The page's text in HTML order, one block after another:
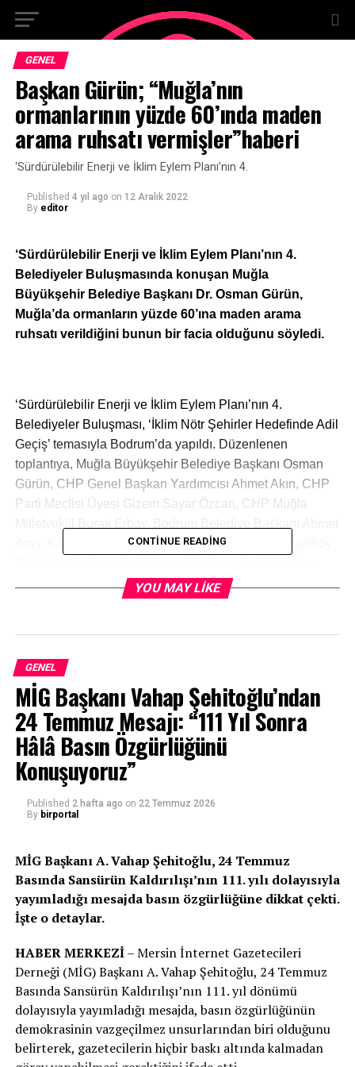
GENEL
Başkan Gürün; “Muğla’nın
ormanlarının yüzde 60’ında maden
arama ruhsatı vermişler”haberi
‘Sürdürülebilir Enerji ve İklim Eylem Planı’nın 4.
Published 4 yıl ago on 12 Aralık 2022
By editor
‘Sürdürülebilir Enerji ve İklim Eylem Planı’nın 4.
Belediyeler Buluşmasında konuşan Muğla
Büyükşehir Belediye Başkanı Dr. Osman Gürün,
Muğla’da ormanların yüzde 60’ına maden arama
ruhsatı verildiğini bunun bir facia olduğunu söyledi.
‘Sürdürülebilir Enerji ve İklim Eylem Planı’nın 4.
Belediyeler Buluşması, ‘İklim Nötr Şehirler Hedefinde Adil
Geçiş’ temasıyla Bodrum’da yapıldı. Düzenlenen
toplantıya, Muğla Büyükşehir Belediye Başkanı Osman
Gürün, CHP Genel Başkan Yardımcısı Ahmet Akın, CHP
Parti Meclisi Üyesi Gizem Sayar Özcan, CHP Muğla
Aras, Karşıyaka Belediye Başkanı Cemil Tugay, Kadıköy
Başkanı Muammer Keskin, Seyhan Belediye Başkanı Akif
Kemal Akay ile Tepebaşı Belediye Başkanı Ahmet Ataç,
Osman Gürün; “Nüfus artışının Muğla’ya zarar
vermemesi için gerekli çalışmaların yapılması
gerekiyor”
Toplantıda konuşan Muğla Büyükşehir Belediye Başkanı
Dr. Osman Gürün, “Devletin yetkili kurumlarıyla birlikte
Bodrum şantiye hâline dönüştü. Daha önce yapılan
planlar nedeniyle ilçe belediye başkanlarımızın bu
planlara ‘dur’ demesi de mümkün değil. Bu planlar
belediye başkanı tarafından değil, diğer kurum, kuruluşlar
ve özellikle Bakanlıklar tarafından yapılıyor. Bu planlara
karşı belediyeler olarak biz hukuki yönden mücadele
etmeye çalışıyoruz. Bu düzenin değişmesi gerekiyor”
dedi.
CONTINUE READING
YOU MAY LIKE
GENEL
MİG Başkanı Vahap Şehitoğlu’ndan
24 Temmuz Mesajı: “111 Yıl Sonra
Hâlâ Basın Özgürlüğünü
Konuşuyoruz”
Published 2 hafta ago on 22 Temmuz 2026
By birportal
MİG Başkanı A. Vahap Şehitoğlu, 24 Temmuz
Basında Sansürün Kaldırılışı’nın 111. yılı dolayısıyla
yayımladığı mesajda basın özgürlüğüne dikkat çekti.
İşte o detaylar.
HABER MERKEZİ– Mersin İnternet Gazetecileri
Derneği (MİG) Başkanı A. Vahap Şehitoğlu, 24 Temmuz
Basında Sansürün Kaldırılışı’nın 111. yıl dönümü
dolayısıyla yayımladığı mesajda, basın özgürlüğünün
demokrasinin vazgeçilmez unsurlarından biri olduğunu
belirterek, gazetecilerin hiçbir baskı altında kalmadan